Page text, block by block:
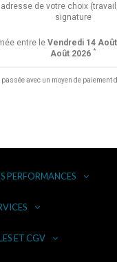
de votre choix
signature
entre le Vendredi 14
Août 2026 *
avec un moyen de paiement
PERFORMANCES
ET CGV